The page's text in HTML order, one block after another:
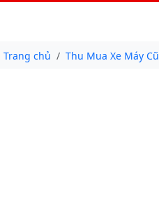
Trang chủ Thu Mua Xe Máy Cũ